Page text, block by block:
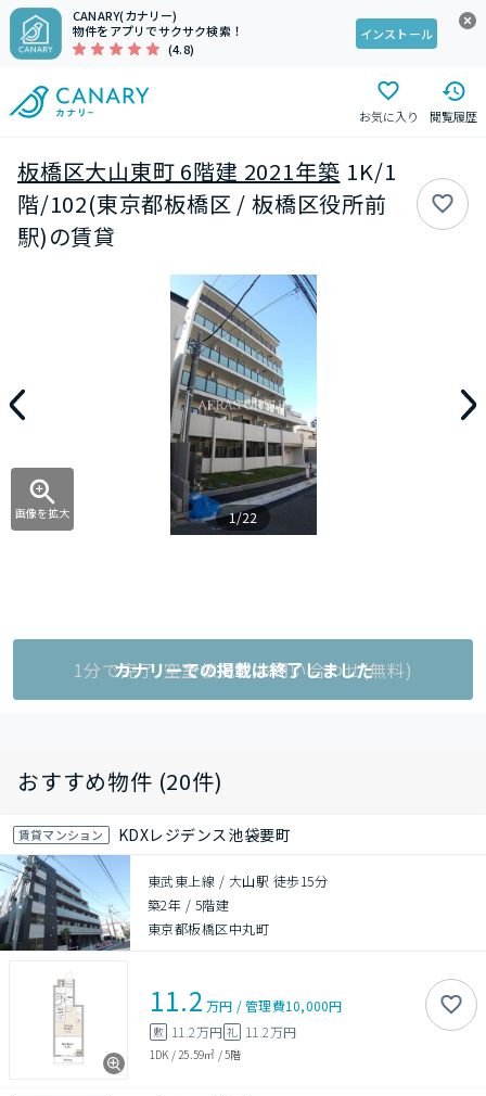
CANARY(カナリー)
物件をアプリでサクサク検索！
(4.8)
インストール
お気に入り 閲覧履歴
板橋区大山東町 6階建 2021年築 1K/1
階/102(東京都板橋区 / 板橋区役所前
駅)の賃貸
画像を拡大 1/22
1分で完了!空室状況をお問い合わせ(無料)
カナリーでの掲載は終了しました
おすすめ物件 (20件)
賃貸マンション KDXレジデンス池袋要町
東武東上線 / 大山駅 徒歩15分
築2年 / 5階建
東京都板橋区中丸町
11.2 万円 /管理費10,000円
敷 11.2万円 礼 11.2万円
1DK / 25.59㎡ /5階